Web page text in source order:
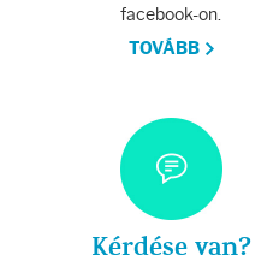
facebook-on.
TOVÁBB
Kérdése van?
Hajmaszkok
Hajhullás kezelése
Testápolók